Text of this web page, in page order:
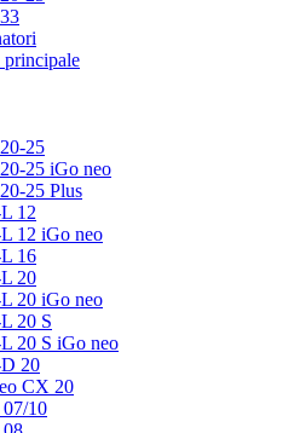
principale
25
25 iGo neo
25 Plus
12
12 iGo neo
16
20
20 iGo neo
20 S
20 S iGo neo
20
CX 20
10